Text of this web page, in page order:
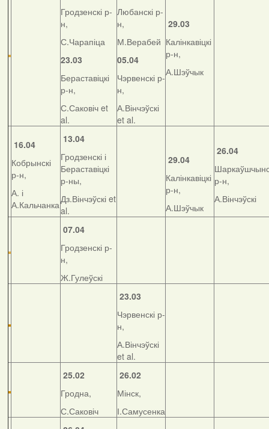
Гродзенскі р-
н,
С.Чарапіца
23.03
Бераставіцкі
р-н,
С.Саковіч et
al.
Любанскі р-
н,
М.Верабей
05.04
Чэрвенскі р-
н,
А.Вінчэўскі
et al.
29.03
Калінкавіцкі
р-н,
А.Шэўчык
16.04
Кобрынскі
р-н,
А. і
А.Кальчанка
13.04
Гродзенскі і
Бераставіцкі
р-ны,
Дз.Вінчэўскі et
al.
29.04
Калінкавіцкі
р-н,
А.Шэўчык
26.04
р-н,
А.Вінчэўскі
07.04
Гродзенскі р-
н,
Ж.Гулеўскі
23.03
Чэрвенскі р-
н,
А.Вінчэўскі
et al.
25.02
Гродна,
С.Саковіч
26.02
Мінск,
І.Самусенка